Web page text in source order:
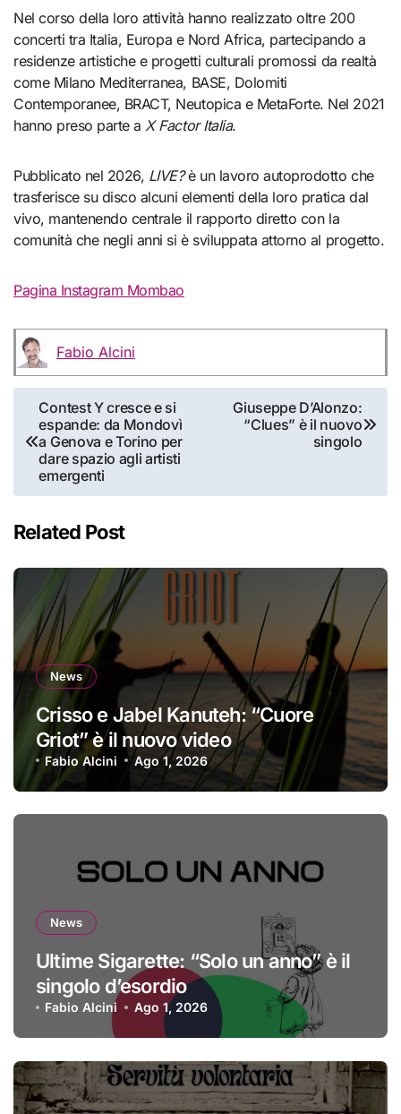
Nel corso della loro attività hanno realizzato oltre 200
concerti tra Italia, Europa e Nord Africa, partecipando a
residenze artistiche e progetti culturali promossi da realtà
come Milano Mediterranea, BASE, Dolomiti
Contemporanee, BRACT, Neutopica e MetaForte. Nel 2021
hanno preso parte aX Factor Italia.
Pubblicato nel 2026, LIVE?è un lavoro autoprodotto che
trasferisce su disco alcuni elementi della loro pratica dal
vivo, mantenendo centrale il rapporto diretto con la
comunità che negli anni si è sviluppata attorno al progetto.
Pagina Instagram Mombao
Fabio Alcini
Navigazione
articoli
Contest Y cresce e si
espande: da Mondovì
a Genova e Torino per
dare spazio agli artisti
emergenti
Giuseppe D’Alonzo:
“Clues” è il nuovo
singolo
Related Post
News
Crisso e Jabel Kanuteh: “Cuore
Griot” è il nuovo video
Fabio Alcini Ago 1, 2026
News
Ultime Sigarette: “Solo un anno” è il
singolo d’esordio
Fabio Alcini Ago 1, 2026